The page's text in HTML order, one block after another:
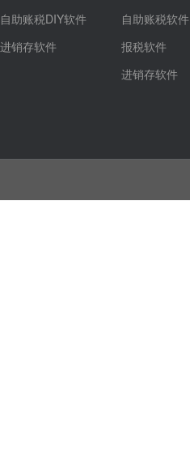
自助账税DIY软件
进销存软件
自助账税软件
报税软件
进销存软件